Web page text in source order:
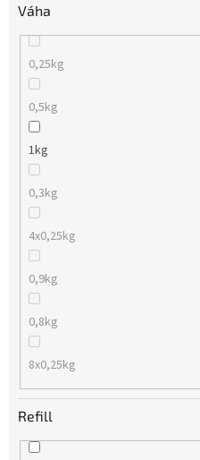
Váha
0,25kg
0,5kg
1kg
0,3kg
4x0,25kg
0,9kg
0,8kg
8x0,25kg
Refill